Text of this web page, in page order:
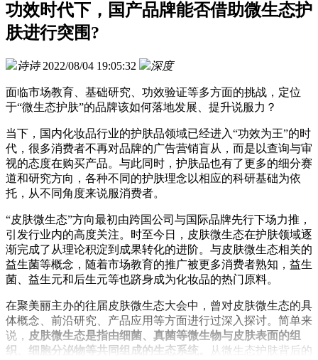
功效时代下，国产品牌能否借助微生态护
肤进行突围?
诗诗 2022/08/04 19:05:32 深度
面临市场教育、基础研究、功效验证等多方面的挑战，定位
于“微生态护肤”的品牌该如何落地发展、提升说服力？
当下，国内化妆品行业的护肤品领域已经进入“功效为王”的时
代，很多消费者不再对品牌的广告营销盲从，而是以查询与审
视的态度在购买产品。与此同时，护肤品也有了更多的细分赛
道和研究方向，各种不同的护肤理念以相应的科研基础为依
托，从不同角度来说服消费者。
“皮肤微生态”方向最初由跨国公司与国际品牌先行下场力推，
引发行业内的高度关注。时至今日，皮肤微生态在护肤领域逐
渐完成了从理论积淀到成果转化的进阶。与皮肤微生态相关的
益生菌等概念，随着市场教育的推广被更多消费者熟知，益生
菌、益生元和后生元等也跻身成为化妆品的热门原料。
在聚美丽主办的往届皮肤微生态大会中，曾对皮肤微生态的具
体概念、前沿研究、产品应用等方面进行过深入探讨。简单来
说， 皮肤微生态是指由细菌、真菌等微生物与皮肤表面的组
织、细胞分泌物等共同组成的生态系统。
从微生态护肤背后的